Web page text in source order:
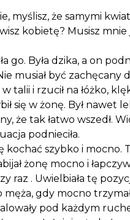
myślisz, że samymi
kobietę? Musisz mnie
go. Była dzika, a on
musiał być zachęcany
talii i rzucił na łóżko,
się w żonę. Był nawet
że tak łatwo wszedł.
podnieciła.
kochać szybko i mocno.
żonę mocno i
raz . Uwielbiała tę
męża, gdy mocno
pod każdym